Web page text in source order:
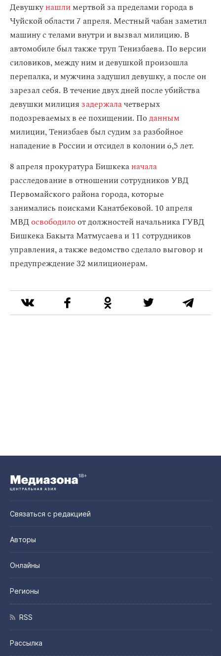
Девушкунашлимертвой за пределами города в
Чуйской области 7 апреля. Местный чабан заметил
машину с телами внутри и вызвал милицию. В
автомобиле был также труп Тенизбаева. По версии
силовиков, между ним и девушкой произошла
перепалка, и мужчина задушил девушку, а после он
зарезал себя. В течение двух дней после убийства
девушки милиция задержалачетверых
подозреваемых в ее похищении. Поданным
милиции, Тенизбаев был судим за разбойное
нападение в России и отсидел в колонии 6,5 лет.
8 апреля прокуратура Бишкеканачала
расследование в отношении сотрудников УВД
Первомайского района города, которые
занимались поисками Канатбековой. 10 апреля
МВДосвободилоот должностей начальника ГУВД
Бишкека Бакыта Матмусаева и 11 сотрудников
управления, а также ведомство сделало выговор и
предупреждение 32 милиционерам.
Связаться с редакцией
Авторы
Онлайны
Регионы
RSS
Рассылка